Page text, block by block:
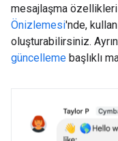
mesajlaşma özellikleri
Önizlemesi'nde,
oluşturabilirsiniz.
güncelleme başlıklı